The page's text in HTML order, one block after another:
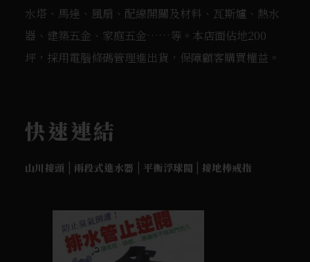
水塔、馬達、風扇、配線開關及材料、瓦斯爐、熱水
器、建築五金、家庭五金……等。本店面佔地200
坪，採用電腦條碼管理進出貨，保障顧客購買權益。
快速連結
山川接頭 兩段式進水器 平衡浮球閥 接地棒戒指